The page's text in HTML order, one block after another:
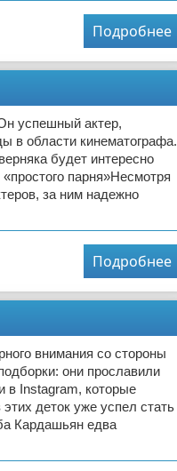
Подробнее
успешный актер,
в области кинематографа.
будет интересно
парня»Несмотря
за ним надежно
Подробнее
внимания со стороны
они прославили
в Instagram, которые
деток уже успел стать
Кардашьян едва